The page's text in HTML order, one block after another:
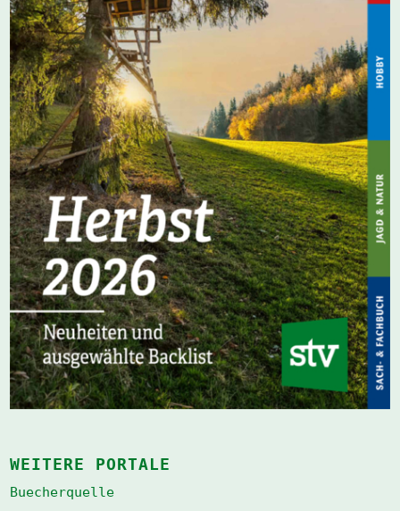
WEITERE PORTALE
Buecherquelle